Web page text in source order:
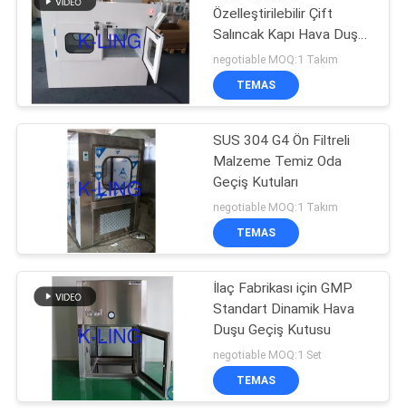
POLITIKASI
Hava Duşu Geçiş
Kutusu
66
Dağıtım Kabini
139
Özelleştirilebilir Çift
Salıncak Kapı Hava Duş
Geçiş Kutusu
negotiable MOQ:1 Takım
TEMAS
SUS 304 G4 Ön Filtreli
Malzeme Temiz Oda
Geçiş Kutuları
negotiable MOQ:1 Takım
TEMAS
İlaç Fabrikası için GMP
Standart Dinamik Hava
Duşu Geçiş Kutusu
negotiable MOQ:1 Set
TEMAS